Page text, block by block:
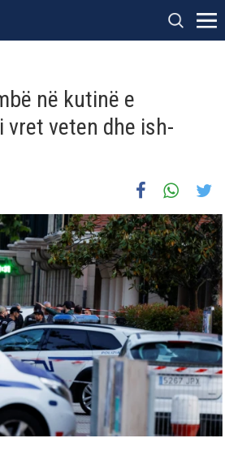
në kutinë e
vret veten dhe ish-